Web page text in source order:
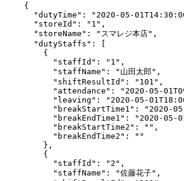
{
"dutyTime" : " 2020-05-
"storeId" : " 1 " ,
"storeName" : " スマレジ本店" ,
"dutyStaffs" : [
{
"staffId" : " 1 " ,
"staffName" : " 山田太郎" ,
"shiftResultId" : " 101 " ,
"attendance" : " 2020-05-
"leaving" : " 2020-05-
"breakStartTime1" : " 2020-
"breakEndTime1" : " 2020-05-
"breakStartTime2" : "" ,
"breakEndTime2" :
""
},
{
"staffId" : " 2 " ,
"staffName" : "佐藤花子" ,